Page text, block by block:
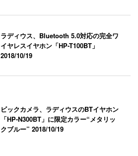
ラディウス、Bluetooth 5.0対応の完全ワ
イヤレスイヤホン「HP-T100BT」
2018/10/19
ビックカメラ、ラディウスのBTイヤホン
「HP-N300BT」に限定カラー“メタリッ
クブルー”2018/10/19